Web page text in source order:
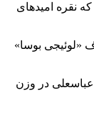
که نقره امیدهای
عسکری روز شنبه ۱۹ آبان ماه در دیدار نهایی به مصاف «لوئیجی بوسا»
دیدار رده‌بندی راه یافته بودند و پگاه زنگنه در وزن ۶۸- کیلوگرم و حمیده عباسعلی در وزن